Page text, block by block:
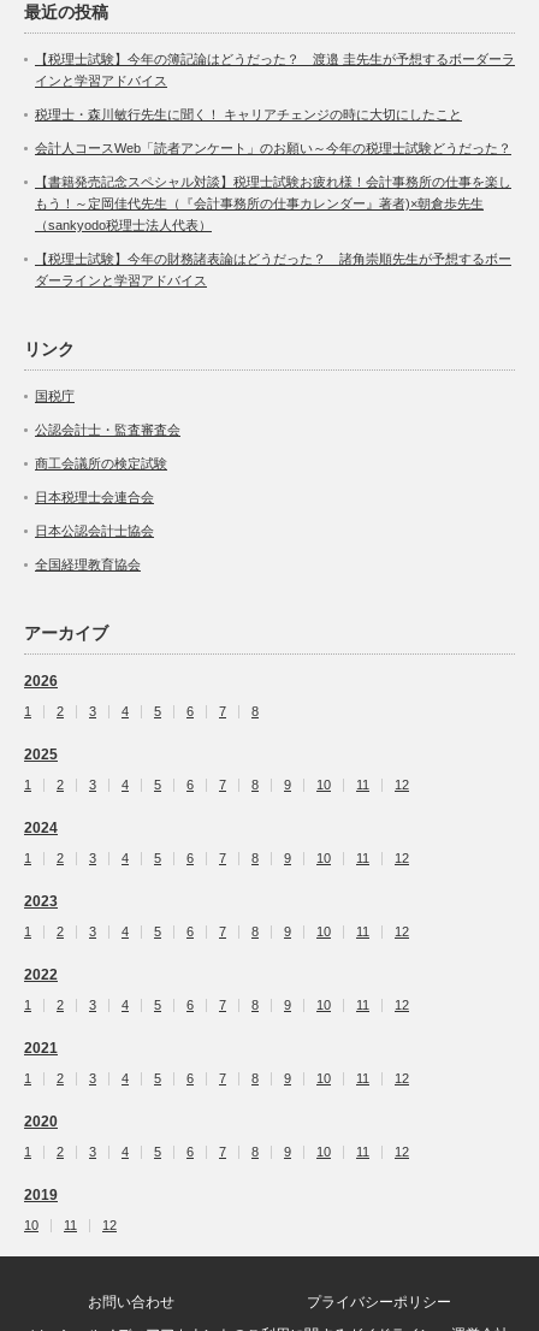
最近の投稿
【税理士試験】今年の簿記論はどうだった？ 渡邉 圭先生が予想するボーダーラ
インと学習アドバイス
税理士・森川敏行先生に聞く！ キャリアチェンジの時に大切にしたこと
会計人コースWeb「読者アンケート」のお願い～今年の税理士試験どうだった？
【書籍発売記念スペシャル対談】税理士試験お疲れ様！会計事務所の仕事を楽し
もう！～定岡佳代先生（『会計事務所の仕事カレンダー』著者)×朝倉歩先生
（sankyodo税理士法人代表）
【税理士試験】今年の財務諸表論はどうだった？ 諸角崇順先生が予想するボー
ダーラインと学習アドバイス
リンク
国税庁
公認会計士・監査審査会
商工会議所の検定試験
日本税理士会連合会
日本公認会計士協会
全国経理教育協会
アーカイブ
2026
1 2 3 4 5 6 7 8
2025
1 2 3 4 5 6 7 8 9 10 11 12
2024
1 2 3 4 5 6 7 8 9 10 11 12
2023
1 2 3 4 5 6 7 8 9 10 11 12
2022
1 2 3 4 5 6 7 8 9 10 11 12
2021
1 2 3 4 5 6 7 8 9 10 11 12
2020
1 2 3 4 5 6 7 8 9 10 11 12
2019
10 11 12
お問い合わせ
プライバシーポリシー